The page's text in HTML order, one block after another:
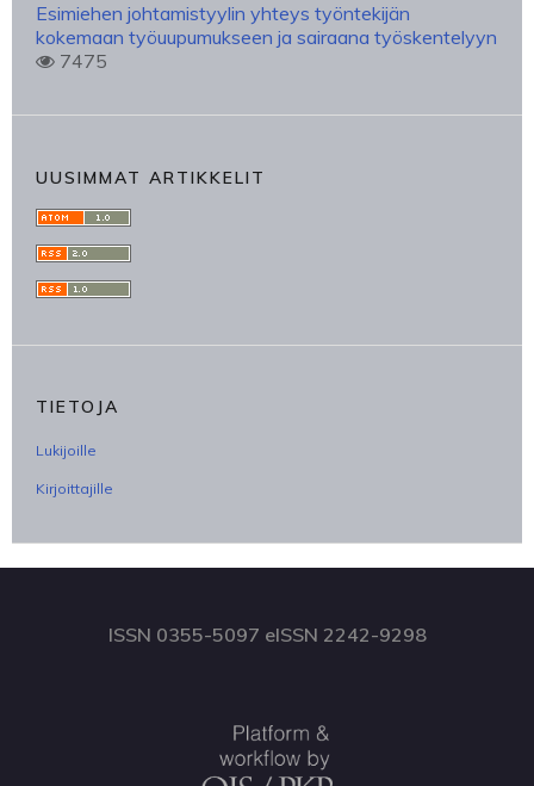
Esimiehen johtamistyylin yhteys työntekijän
kokemaan työuupumukseen ja sairaana työskentelyyn
7475
UUSIMMAT ARTIKKELIT
TIETOJA
Lukijoille
Kirjoittajille
ISSN 0355-5097 eISSN 2242-9298